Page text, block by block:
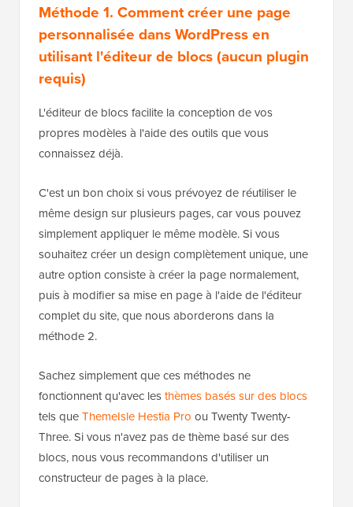
Méthode 1. Comment créer une page
personnalisée dans WordPress en
utilisant l'éditeur de blocs (aucun plugin
requis)
L'éditeur de blocs facilite la conception de vos
propres modèles à l'aide des outils que vous
connaissez déjà.
C'est un bon choix si vous prévoyez de réutiliser le
même design sur plusieurs pages, car vous pouvez
simplement appliquer le même modèle. Si vous
souhaitez créer un design complètement unique, une
autre option consiste à créer la page normalement,
puis à modifier sa mise en page à l'aide de l'éditeur
complet du site, que nous aborderons dans la
méthode 2.
Sachez simplement que ces méthodes ne
fonctionnent qu'avec lesthèmes basés sur des blocs
tels queThemeIsle Hestia Pro ou Twenty Twenty-
Three. Si vous n'avez pas de thème basé sur des
blocs, nous vous recommandons d'utiliser un
constructeur de pages à la place.